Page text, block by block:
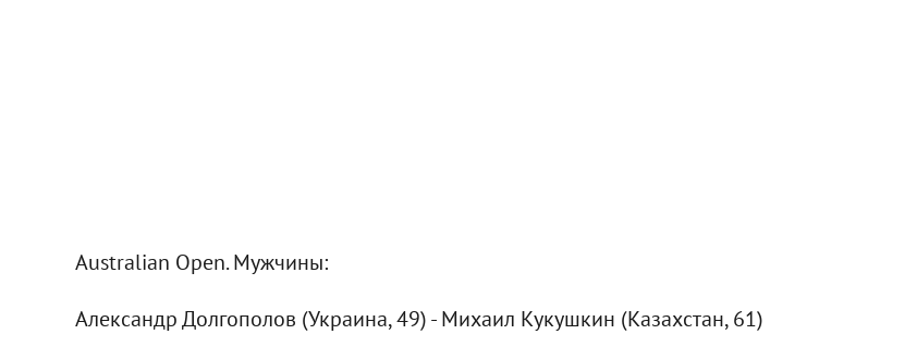
Australian Open. Мужчины:
Александр Долгополов (Украина, 49) - Михаил Кукушкин (Казахстан, 61)